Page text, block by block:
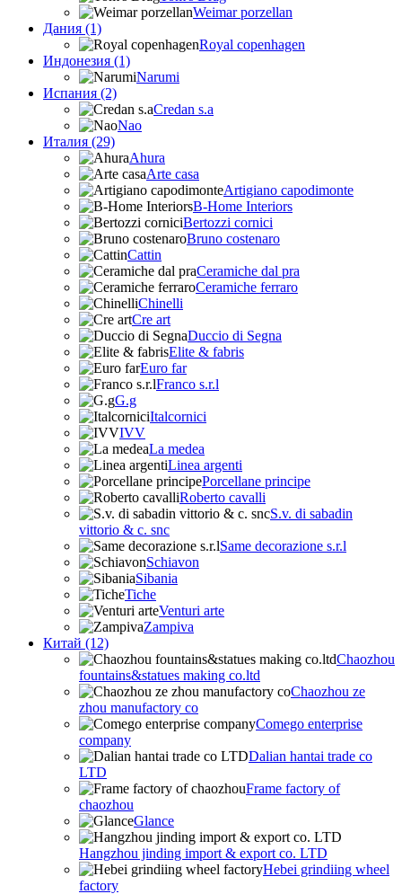
Weimar porzellan
Дания (1)
Royal copenhagen
Индонезия (1)
Narumi
Испания (2)
Credan s.a
Nao
Италия (29)
Ahura
Arte casa
Artigiano capodimonte
B-Home Interiors
Bertozzi cornici
Bruno costenaro
Cattin
Ceramiche dal pra
Ceramiche ferraro
Chinelli
Cre art
Duccio di Segna
Elite & fabris
Euro far
Franco s.r.l
G.g
Italcornici
IVV
La medea
Linea argenti
Porcellane principe
Roberto cavalli
S.v. di sabadin
vittorio & c. snc
Same decorazione s.r.l
Schiavon
Sibania
Tiche
Venturi arte
Zampiva
Китай (12)
Chaozhou
fountains&statues making co.ltd
Chaozhou ze
zhou manufactory co
Comego enterprise
company
Dalian hantai trade co
LTD
Frame factory of
chaozhou
Glance
Hangzhou jinding import & export co. LTD
Hebei grindiing wheel
factory